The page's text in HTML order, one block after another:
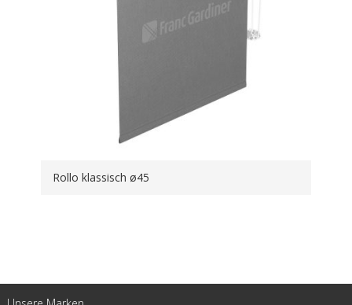
Rollo klassisch ø45